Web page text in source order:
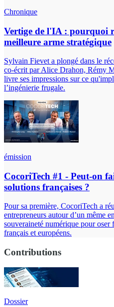
Chronique
Vertige de l'IA : pourquoi
meilleure arme stratégique
Sylvain Fievet a plongé dans le
co-écrit par Alice Drahon, Rémy
livre ses impressions sur ce
l’ingénierie frugale.
émission
CocoriTech #1 - Peut-on
solutions françaises ?
Pour sa première, CocoriTech a
entrepreneurs autour d’un même
souveraineté numérique pour
français et européens.
Contributions
Dossier